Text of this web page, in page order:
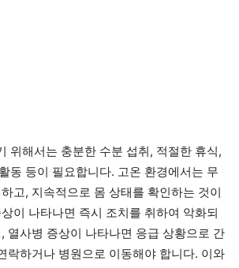
위해서는 충분한 수분 섭취, 적절한 휴식,
동 등이 필요합니다. 고온 환경에서는 무
고, 지속적으로 몸 상태를 확인하는 것이
이 나타나면 즉시 조치를 취하여 악화되
열사병 증상이 나타나면 응급 상황으로 간
락하거나 병원으로 이동해야 합니다. 이와